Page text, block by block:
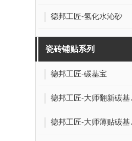
德邦工匠-氢化水沁砂
瓷砖铺贴系列
德邦工匠-碳基宝
德邦工匠-大师翻新碳基瓷砖胶
德邦工匠-大师薄贴碳基大扳胶